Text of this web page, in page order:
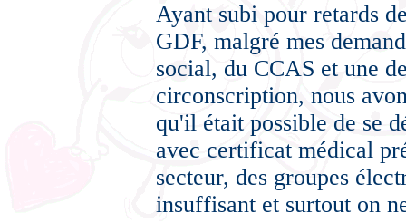
Ayant subi pour retards
GDF, malgré mes
social, du CCAS et une
circonscription, nous
qu'il était possible de se
avec certificat médical
secteur, des groupes
insuffisant et surtout on